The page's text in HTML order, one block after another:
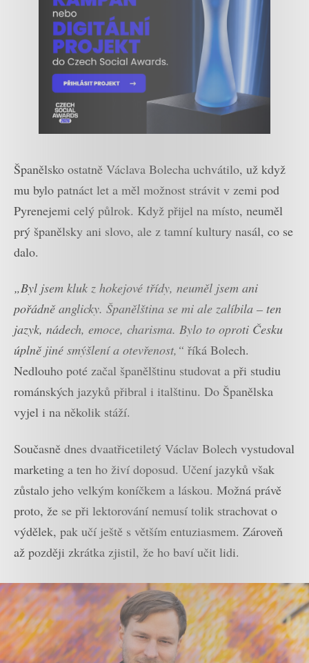
Španělsko ostatně Václava Bolecha uchvátilo, už když
mu bylo patnáct let a měl možnost strávit v zemi pod
Pyrenejemi celý půlrok. Když přijel na místo, neuměl
prý španělsky ani slovo, ale z tamní kultury nasál, co se
dalo.
„Byl jsem kluk z hokejové třídy, neuměl jsem ani
pořádně anglicky. Španělština se mi ale zalíbila – ten
jazyk, nádech, emoce, charisma. Bylo to oproti Česku
úplně jiné smýšlení a otevřenost,“ říká Bolech.
Nedlouho poté začal španělštinu studovat a při studiu
románských jazyků přibral i italštinu. Do Španělska
vyjel i na několik stáží.
Současně dnes dvaatřicetiletý Václav Bolech vystudoval
marketing a ten ho živí doposud. Učení jazyků však
zůstalo jeho velkým koníčkem a láskou. Možná právě
proto, že se při lektorování nemusí tolik strachovat o
výdělek, pak učí ještě s větším entuziasmem. Zároveň
až později zkrátka zjistil, že ho baví učit lidi.